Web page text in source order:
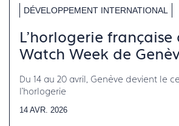
DÉVELOPPEMENT INTERNATIONAL
L'horlogerie française
Watch Week de
Du 14 au 20 avril, Genève devient le
l'horlogerie
14 AVR. 2026